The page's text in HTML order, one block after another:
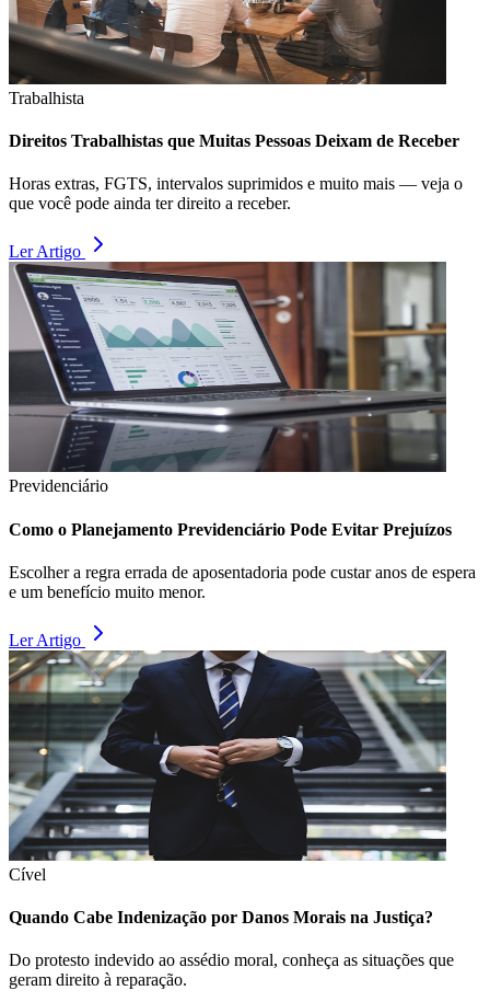
Trabalhista
Direitos Trabalhistas que Muitas Pessoas Deixam de Receber
Horas extras, FGTS, intervalos suprimidos e muito mais — veja o
que você pode ainda ter direito a receber.
Ler Artigo
Previdenciário
Como o Planejamento Previdenciário Pode Evitar Prejuízos
Escolher a regra errada de aposentadoria pode custar anos de espera
e um benefício muito menor.
Ler Artigo
Cível
Quando Cabe Indenização por Danos Morais na Justiça?
Do protesto indevido ao assédio moral, conheça as situações que
geram direito à reparação.